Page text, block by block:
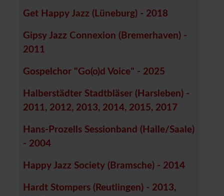
Get Happy Jazz (Lüneburg) - 2018
Gipsy Jazz Connexion (Bremerhaven) -
2011
Gospelchor "Go(o)d Voice" - 2025
Halberstädter Stadtbläser (Harsleben) -
2011, 2012, 2013, 2014, 2015, 2017
Hans-Prozells Sessionband (Halle/Saale)
- 2004
Happy Jazz Society (Bramsche) - 2014
Hardt Stompers (Reutlingen) - 2013,